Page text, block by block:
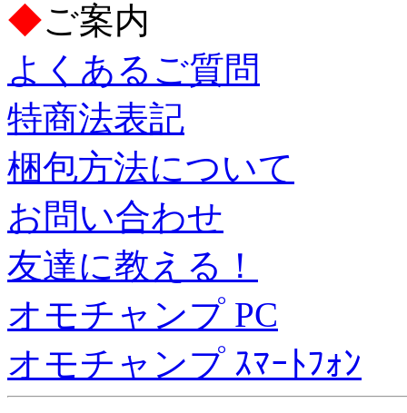
◆ご案内
よくあるご質問
特商法表記
梱包方法について
お問い合わせ
友達に教える！
オモチャンプ PC
オモチャンプ ｽﾏｰﾄﾌｫﾝ